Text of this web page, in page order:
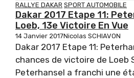
RALLYE DAKAR SPORT AUTOMOBILE
Dakar 2017 Etape 11:
Loeb, 13e Victoire En Vue
14 Janvier 2017Nicolas SCHIAVON
Dakar 2017 Etape 11:
chances de victoire de Loeb
Peterhansel a franchi une